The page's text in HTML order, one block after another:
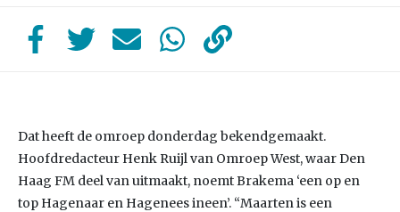
Dat heeft de omroep donderdag bekendgemaakt.
Hoofdredacteur Henk Ruijl van Omroep West, waar Den
Haag FM deel van uitmaakt, noemt Brakema ‘een op en
top Hagenaar en Hagenees ineen’. “Maarten is een